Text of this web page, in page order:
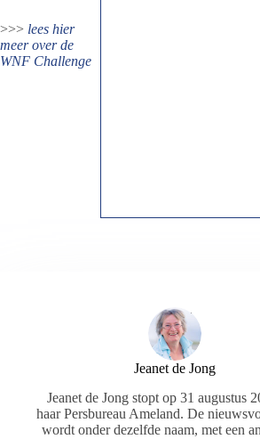
>>> lees hier
meer over de
WNF Challenge
Jeanet de Jong
Jeanet de Jong stopt op 31 augustus
haar Persbureau Ameland. De
wordt onder dezelfde naam, met een